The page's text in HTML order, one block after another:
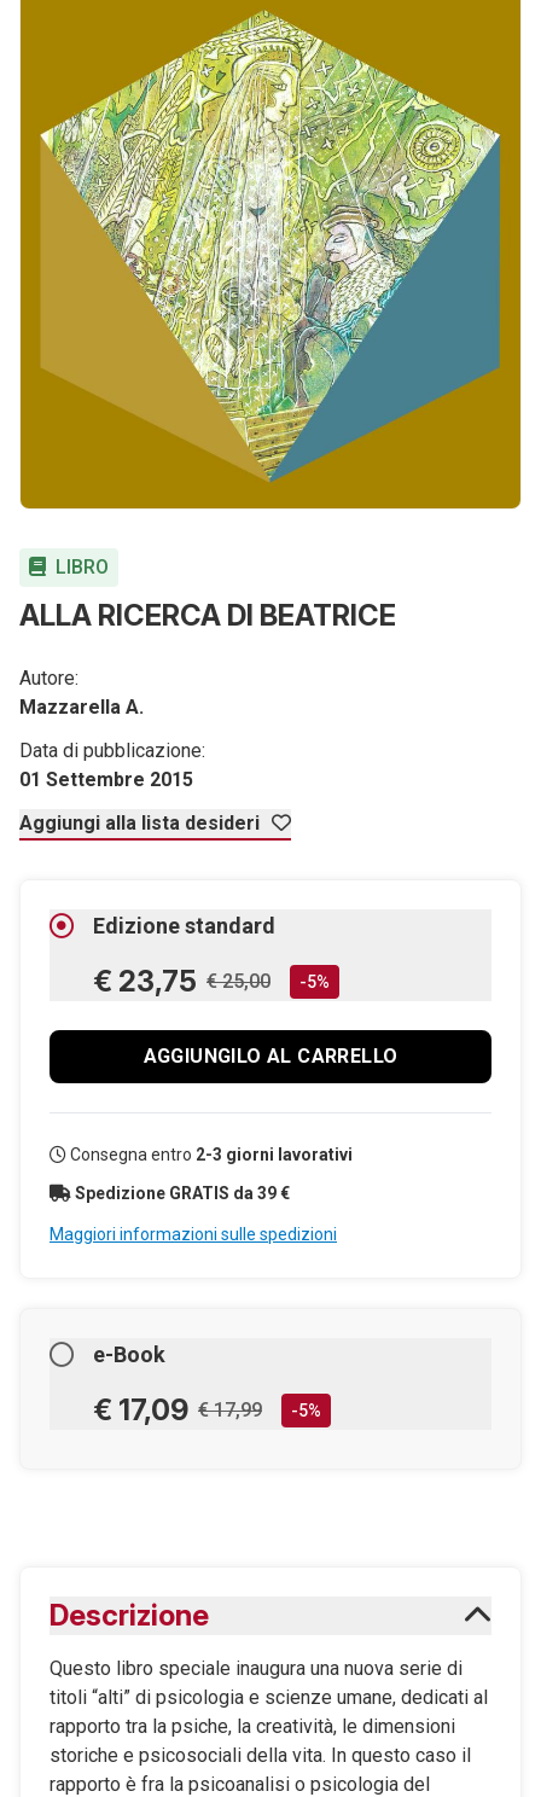
LIBRO
ALLA RICERCA DI BEATRICE
Autore:
Mazzarella A.
Data di pubblicazione:
01 Settembre 2015
Aggiungi alla lista desideri
Edizione standard
€ 23,75 € 25,00 -5%
AGGIUNGILO AL CARRELLO
Consegna entro 2-3 giorni lavorativi
Spedizione GRATIS da 39 €
Maggiori informazioni sulle spedizioni
e-Book
€ 17,09 € 17,99 -5%
Maggiori informazioni sugli eBook
Descrizione
Questo libro speciale inaugura una nuova serie di
titoli “alti” di psicologia e scienze umane, dedicati al
rapporto tra la psiche, la creatività, le dimensioni
storiche e psicosociali della vita. In questo caso il
rapporto è fra la psicoanalisi o psicologia del